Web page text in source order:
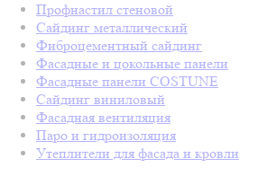
Профнастил стеновой
Сайдинг металлический
Фиброцементный сайдинг
Фасадные и цокольные панели
Фасадные панели COSTUNE
Сайдинг виниловый
Фасадная вентиляция
Паро и гидроизоляция
Утеплители для фасада и кровли